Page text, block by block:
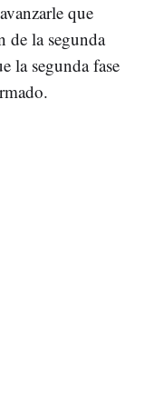
que
de la segunda
la segunda fase